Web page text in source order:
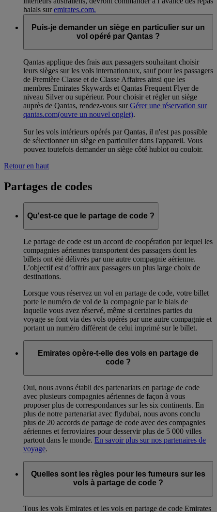
halals suremirates.com.
Puis-je demander un siège en particulier sur un
vol opéré par Qantas ?
Qantas applique des frais aux passagers souhaitant choisir
leurs sièges sur les vols internationaux, sauf pour les passagers
de Première Classe et de Classe Affaires ainsi que les
membres Emirates Skywards et Qantas Frequent Flyer de
niveau Silver ou supérieur. Pour choisir et régler un siège
auprès de Qantas, rendez-vous surGérer une réservation sur
qantas.com(ouvre un nouvel onglet).
Sur les vols intérieurs opérés par Qantas, il n'est pas possible
de sélectionner un siège en particulier dans l'appareil. Vous
pouvez toutefois demander un siège côté hublot ou couloir.
Retour en haut
Partages de codes
Qu'est-ce que le partage de code ?
Le partage de code est un accord de coopération par lequel les
compagnies aériennes transportent des passagers dont les
billets ont été délivrés par une autre compagnie aérienne.
L’objectif est d’offrir aux passagers un plus large choix de
destinations.
Lorsque vous réservez un vol en partage de code, votre billet
porte le numéro de vol de la compagnie par le biais de
laquelle vous avez réservé, même si certaines parties du
voyage se font via des vols opérés par une autre compagnie et
portant un numéro différent de celui imprimé sur le billet.
Emirates opère-t-elle des vols en partage de
code ?
Oui, nous avons établi des partenariats en partage de code
avec plusieurs compagnies aériennes de façon à vous
proposer plus de correspondances sur les six continents. En
plus de notre partenariat avec flydubai, nous avons conclu
plus de 20 accords de partage de code avec des compagnies
aériennes et ferroviaires pour desservir plus de 5 000 villes
partout dans le monde. En savoir plus sur nos partenaires de
voyage.
Quelles sont les règles pour les fumeurs sur les
vols à partage de code ?
Tous les vols Emirates et les vols en partage de code Emirates